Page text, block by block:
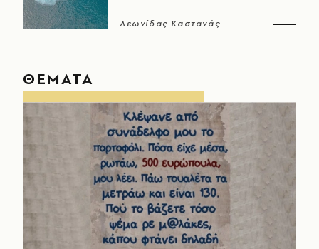
Λεωνίδας Καστανάς
ΘΕΜΑΤΑ